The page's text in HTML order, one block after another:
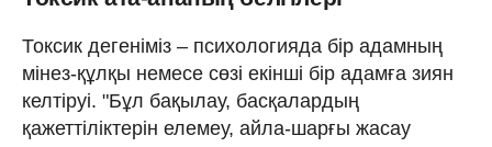
Токсик дегеніміз – психологияда бір адамның
мінез-құлқы немесе сөзі екінші бір адамға зиян
келтіруі. "Бұл бақылау, басқалардың
қажеттіліктерін елемеу, айла-шарғы жасау